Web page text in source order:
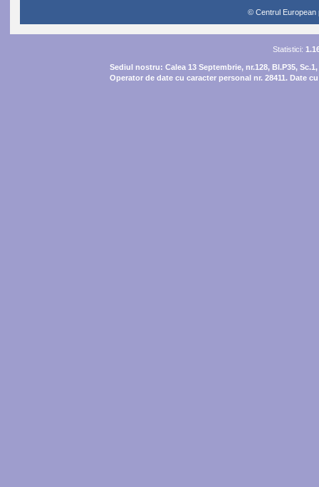
© Centrul European
Statistici:
Sediul nostru: Calea 13 Septembrie, nr.128, Bl.P35,
Operator de date cu caracter personal nr. 28411. Date